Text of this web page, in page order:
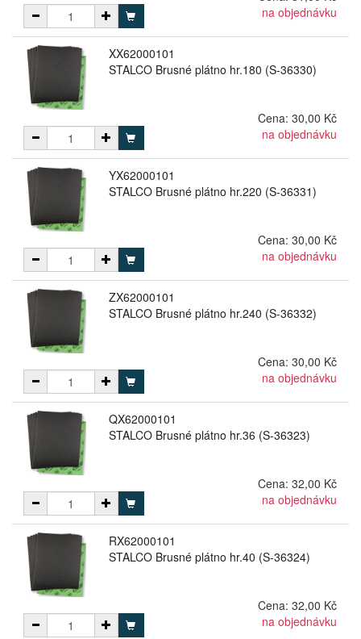
na objednávku
XX62000101
STALCO Brusné plátno hr.180 (S-36330)
Cena: 30,00 Kč
na objednávku
YX62000101
STALCO Brusné plátno hr.220 (S-36331)
Cena: 30,00 Kč
na objednávku
ZX62000101
STALCO Brusné plátno hr.240 (S-36332)
Cena: 30,00 Kč
na objednávku
QX62000101
STALCO Brusné plátno hr.36 (S-36323)
Cena: 32,00 Kč
na objednávku
RX62000101
STALCO Brusné plátno hr.40 (S-36324)
Cena: 32,00 Kč
na objednávku